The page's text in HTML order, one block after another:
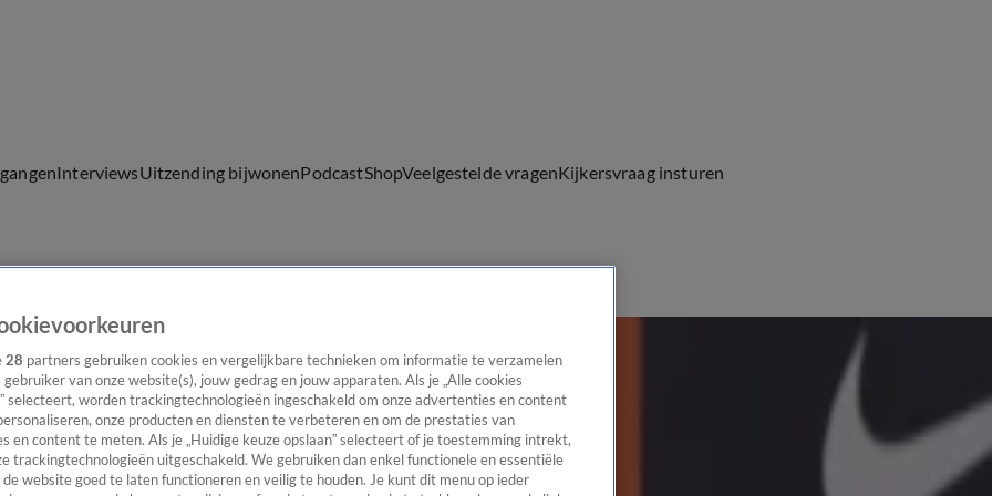
InterviewsUitzending bijwonenPodcastShopVeelgestelde vragenKijkersvraag insturen
28 partners gebruiken cookies en vergelijkbare technieken om informatie te verzamelen
gebruiker van onze website(s), jouw gedrag en jouw apparaten. Als je „Alle cookies
selecteert, worden trackingtechnologieën ingeschakeld om onze advertenties en content
onze producten en diensten te verbeteren en om de prestaties van
en content te meten. Als je „Huidige keuze opslaan” selecteert of je toestemming intrekt,
trackingtechnologieën uitgeschakeld. We gebruiken dan enkel functionele en essentiële
de website goed te laten functioneren en veilig te houden. Je kunt dit menu op ieder